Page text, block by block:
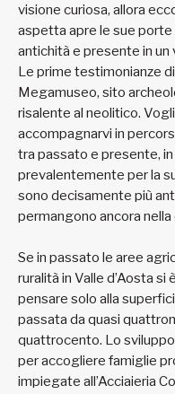
visione curiosa, allora
aspetta apre le sue
antichità e presente in un
Le prime testimonianze
Megamuseo, sito
risalente al neolitico.
accompagnarvi in
tra passato e presente,
prevalentemente per la
sono decisamente più
permangono ancora
Se in passato le aree
ruralità in Valle d’Aosta
pensare solo alla
passata da quasi
quattrocento. Lo
per accogliere famiglie
impiegate all’Acciaieria